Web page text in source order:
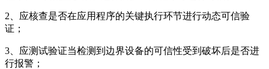
2、应核查是否在应用程序的关键执行环节进行动态可信验
证；
3、应测试验证当检测到边界设备的可信性受到破坏后是否进
行报警；